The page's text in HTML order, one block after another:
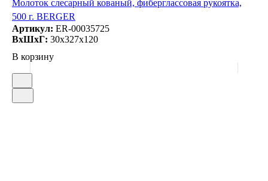
Молоток слесарный кованый, фиберглассовая рукоятка,
500 г. BERGER
Артикул: ER-00035725
ВxШxГ: 30x327x120
В корзину